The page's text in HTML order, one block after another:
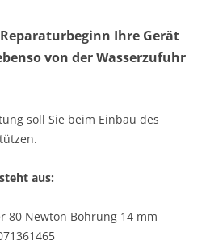
Ihre Gerät
von der Wasserzufuhr
soll Sie beim Einbau des
aus:
80 Newton Bohrung 14 mm